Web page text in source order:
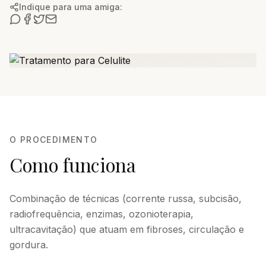
Indique para uma amiga:
O PROCEDIMENTO
Como funciona
Combinação de técnicas (corrente russa, subcisão,
radiofrequência, enzimas, ozonioterapia,
ultracavitação) que atuam em fibroses, circulação e
gordura.